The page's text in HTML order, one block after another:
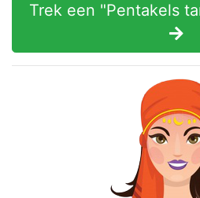
Trek een "Pentakels